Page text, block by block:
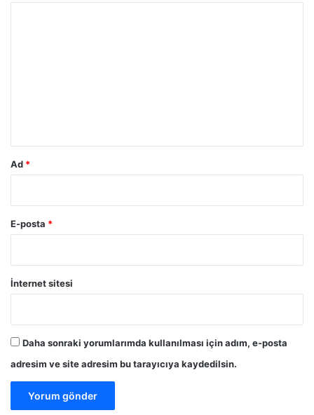
Ad *
E-posta *
İnternet sitesi
Daha sonraki yorumlarımda kullanılması için adım, e-posta
adresim ve site adresim bu tarayıcıya kaydedilsin.